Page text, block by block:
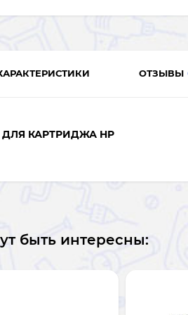
ОТЗЫВЫ
КАРТРИДЖА HP
быть интересны: